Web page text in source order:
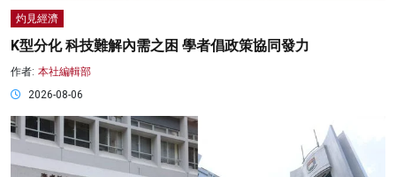
灼見經濟
K型分化 科技難解內需之困 學者倡政策協同發力
作者: 本社編輯部
2026-08-06